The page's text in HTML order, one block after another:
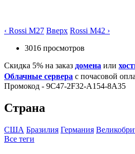
‹ Rossi M27 Вверх Rossi M42 ›
3016 просмотров
Скидка 5% на заказ домена или
Облачные сервера с почасовой
Промокод - 9C47-2F32-A154-8A35
Страна
США Бразилия Германия
Все теги